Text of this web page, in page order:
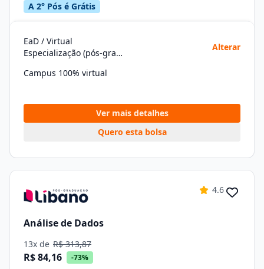
A 2° Pós é Grátis
EaD / Virtual
Especialização (pós-graduação)
Alterar
Campus 100% virtual
Ver mais detalhes
Quero esta bolsa
4.6
Análise de Dados
13x de R$ 313,87
R$ 84,16 -73%